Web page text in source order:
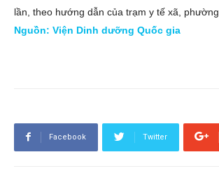
lần, theo hướng dẫn của trạm y tế xã, phường.
Nguồn: Viện Dinh dưỡng Quốc gia
Facebook Twitter